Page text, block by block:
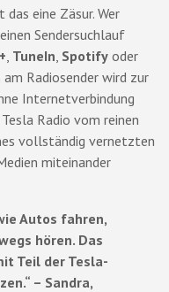
eine Zäsur. Wer
Sendersuchlauf
, TuneIn, Spotify oder
am Radiosender wird zur
Internetverbindung
Radio vom reinen
vollständig vernetzten
miteinander
Autos fahren,
hören. Das
Teil der Tesla-
– Sandra,